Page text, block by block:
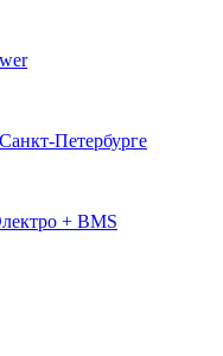
Петербурге
+ BMS